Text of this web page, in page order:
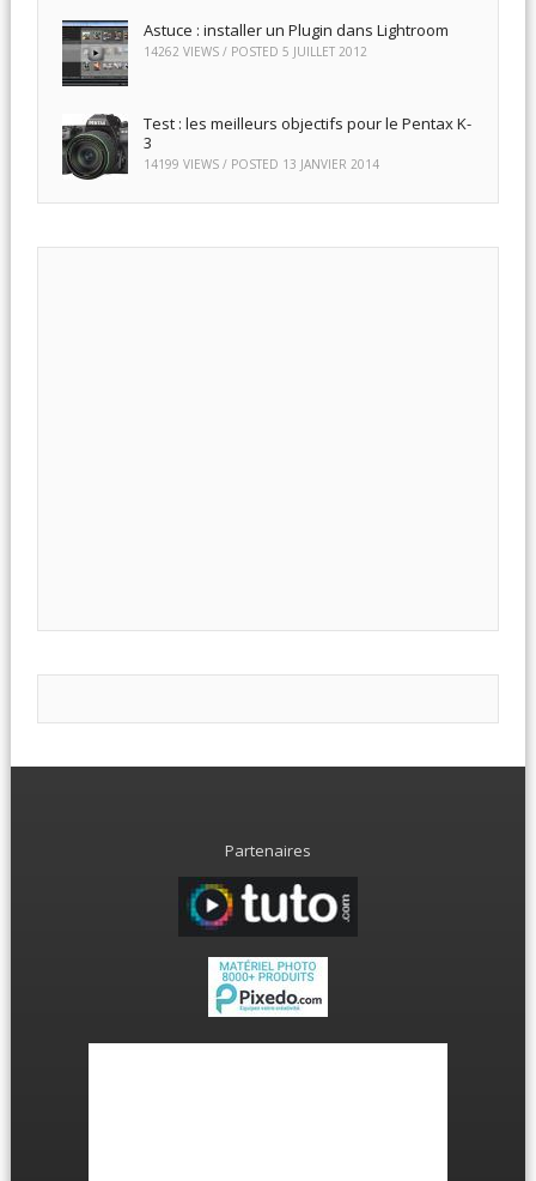
Astuce : installer un Plugin dans Lightroom
14262 VIEWS / POSTED 5 JUILLET 2012
Test : les meilleurs objectifs pour le Pentax K-
3
14199 VIEWS / POSTED 13 JANVIER 2014
Partenaires